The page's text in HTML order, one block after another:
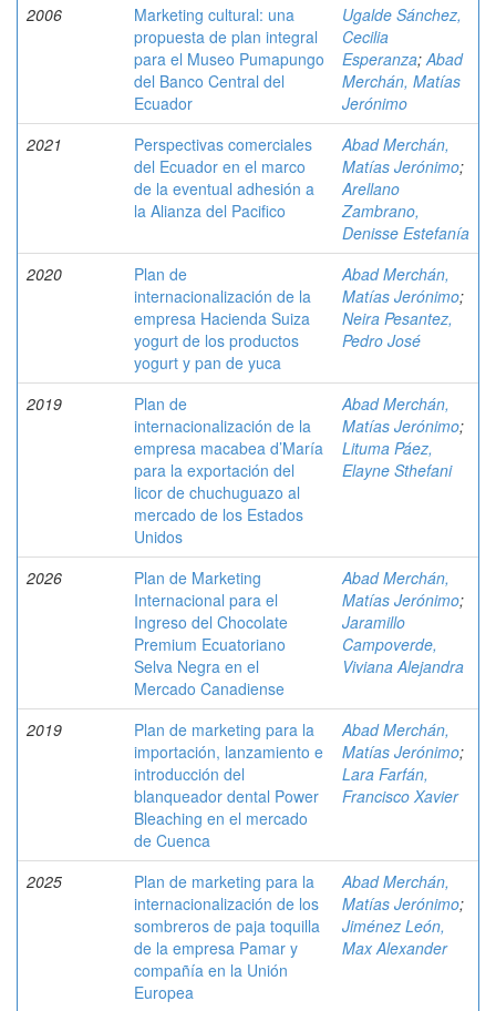
2006
Marketing cultural: una
propuesta de plan integral
para el Museo Pumapungo
del Banco Central del
Ecuador
Ugalde Sánchez,
Cecilia
Esperanza;Abad
Merchán, Matías
Jerónimo
2021
Perspectivas comerciales
del Ecuador en el marco
de la eventual adhesión a
la Alianza del Pacifico
Abad Merchán,
Matías Jerónimo;
Arellano
Zambrano,
Denisse Estefanía
2020
Plan de
internacionalización de la
empresa Hacienda Suiza
yogurt de los productos
yogurt y pan de yuca
Abad Merchán,
Matías Jerónimo;
Neira Pesantez,
Pedro José
2019
Plan de
internacionalización de la
empresa macabea d’María
para la exportación del
licor de chuchuguazo al
mercado de los Estados
Unidos
Abad Merchán,
Matías Jerónimo;
Lituma Páez,
Elayne Sthefani
2026
Plan de Marketing
Internacional para el
Ingreso del Chocolate
Premium Ecuatoriano
Selva Negra en el
Mercado Canadiense
Abad Merchán,
Matías Jerónimo;
Jaramillo
Campoverde,
Viviana Alejandra
2019
Plan de marketing para la
importación, lanzamiento e
introducción del
blanqueador dental Power
Bleaching en el mercado
de Cuenca
Abad Merchán,
Matías Jerónimo;
Lara Farfán,
Francisco Xavier
2025
Plan de marketing para la
internacionalización de los
sombreros de paja toquilla
de la empresa Pamar y
compañía en la Unión
Europea
Abad Merchán,
Matías Jerónimo;
Jiménez León,
Max Alexander